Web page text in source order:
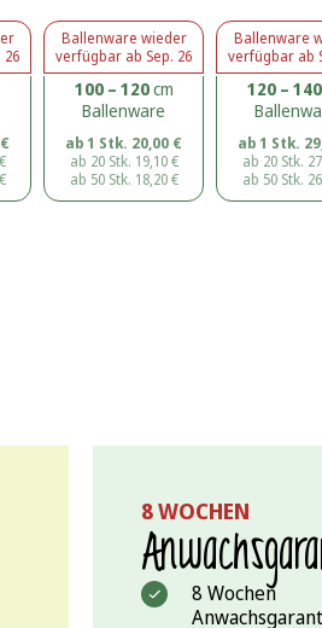
26
€
€
€
Ballenware wieder
verfügbar ab Sep. 26
100 – 120cm
Ballenware
ab 1 Stk. 20,00 €
ab 20 Stk. 19,10€
ab 50 Stk. 18,20€
Ballenware
verfügbar ab
120 – 140
ab 1 Stk.
ab 20 Stk.
ab 50 Stk.
8 WOCHEN
8 Wochen